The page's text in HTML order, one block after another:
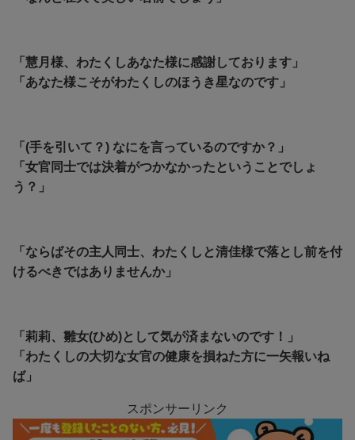
「慧月様、わたくしあなた様に感謝しております」
「あなた様こそがわたくしのほうき星なのです」
「(手を引いて？) なにを言っているのですか？」
「女官同士では決着がつかなかったということでしょ
う？」
「ならばその主人同士、わたくしと清佳様で落とし前を付
けるべきではありませんか」
「莉莉、雛女(ひめ)として気が済まないのです！」
「わたくしの大切な女官の健康を損ねた方に一矢報いね
ば」
スポンサーリンク